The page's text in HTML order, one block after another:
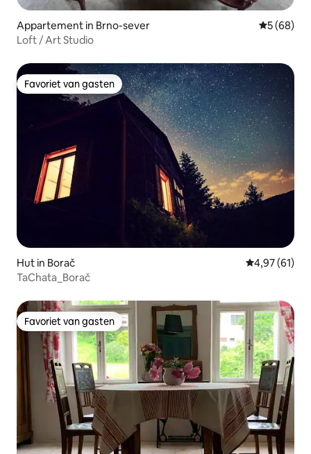
Appartement in Brno-sever
5 (68)
Loft / Art Studio
Favoriet van gasten
Favoriet van gasten
Hut in Borač Gemiddelde
4,97 (61)
TaChata_Borač
Favoriet van gasten
Favoriet van gasten